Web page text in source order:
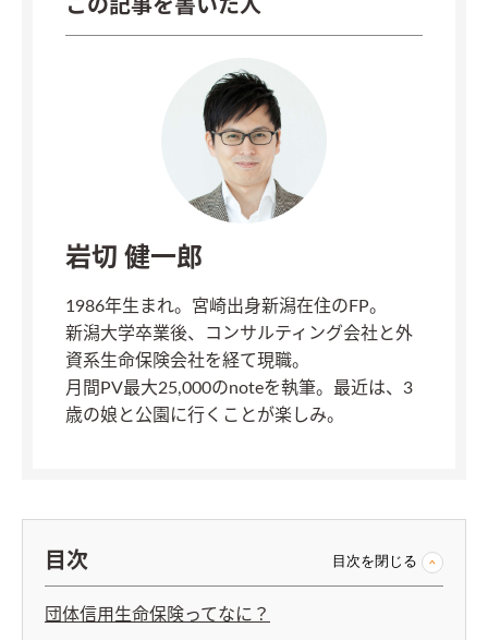
この記事を書いた人
岩切 健一郎
1986年生まれ。宮崎出身新潟在住のFP。
新潟大学卒業後、コンサルティング会社と外
資系生命保険会社を経て現職。
月間PV最大25,000のnoteを執筆。最近は、3
歳の娘と公園に行くことが楽しみ。
目次 目次を閉じる
団体信用生命保険ってなに？